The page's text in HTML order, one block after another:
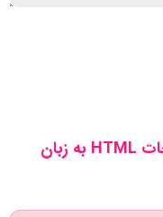
0 نظر درباره «آموزش کامنت/توضیحات HTML به زبان